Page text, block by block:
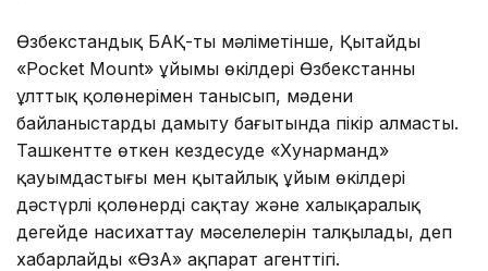
Өзбекстандық БАҚ-тың мәліметінше, Қытайдың
«Pocket Mount» ұйымы өкілдері Өзбекстанның
ұлттық қолөнерімен танысып, мәдени
байланыстарды дамыту бағытында пікір алмасты.
Ташкентте өткен кездесуде «Хунарманд»
қауымдастығы мен қытайлық ұйым өкілдері
дәстүрлі қолөнерді сақтау және халықаралық
деңгейде насихаттау мәселелерін талқылады, деп
хабарлайды «ӨзА» ақпарат агенттігі.